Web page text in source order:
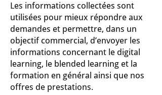
Les informations collectées sont
utilisées pour mieux répondre aux
demandes et permettre, dans un
objectif commercial, d’envoyer les
informations concernant le digital
learning, le blended learning et la
formation en général ainsi que nos
offres de prestations.